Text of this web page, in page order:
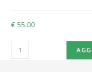
€ 55.00
BOX
6